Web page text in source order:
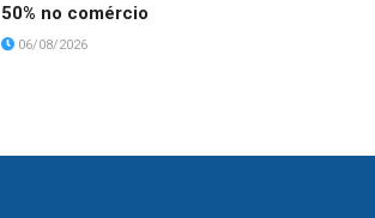
50% no comércio
06/08/2026